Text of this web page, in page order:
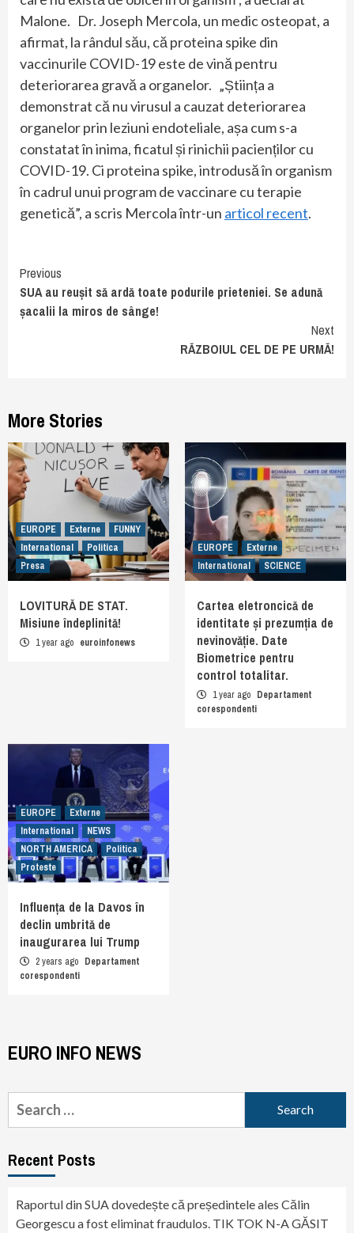
Malone. Dr. Joseph Mercola, un medic osteopat, a
afirmat, la rândul său, că proteina spike din
vaccinurile COVID-19 este de vină pentru
deteriorarea gravă a organelor. „Știința a
demonstrat că nu virusul a cauzat deteriorarea
organelor prin leziuni endoteliale, așa cum s-a
constatat în inima, ficatul și rinichii pacienților cu
COVID-19. Ci proteina spike, introdusă în organism
în cadrul unui program de vaccinare cu terapie
genetică”, a scris Mercola într-un articol recent.
Continue
Reading
Previous
SUA au reușit să ardă toate podurile prieteniei. Se adună
șacalii la miros de sânge!
Next
RĂZBOIUL CEL DE PE URMĂ!
More Stories
EUROPE Externe
FUNNY
International
Politica
Presa
LOVITURĂ DE STAT.
Misiune îndeplinită!
1 year ago euroinfonews
EUROPE
Externe
International
SCIENCE
Cartea eletroncică de
identitate și prezumția de
nevinovăție. Date
Biometrice pentru
control totalitar.
1 year ago Departament
corespondenti
EUROPE
Externe
International
NEWS
NORTH AMERICA
Politica
Proteste
Influența de la Davos în
declin umbrită de
inaugurarea lui Trump
2 years ago Departament
corespondenti
EURO INFO NEWS
Search
for:
Recent Posts
Raportul din SUA dovedește că președintele ales Călin
Georgescu a fost eliminat fraudulos. TIK TOK N-A GĂSIT